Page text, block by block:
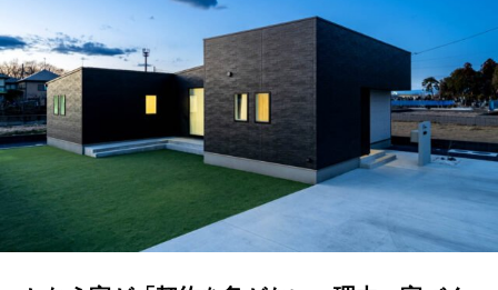
WORKS
施工事例
GALLERY
かなう家が設計施工した住まいの写真
COMPANY
株式会社かなう家の紹介